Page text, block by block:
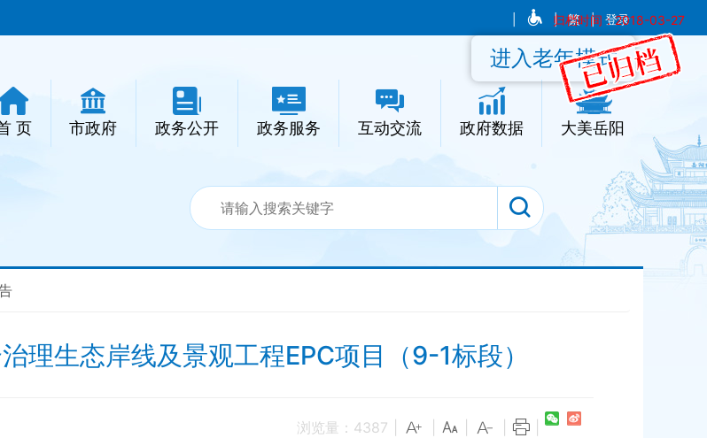
归档时间：2018-03-27
|繁| 登录
页 市政府 政务公开 政务服务 互动交流 政府数据 大美岳阳
进入老年模式
理生态岸线及景观工程EPC项目（9-1标段）
浏览量： 4387